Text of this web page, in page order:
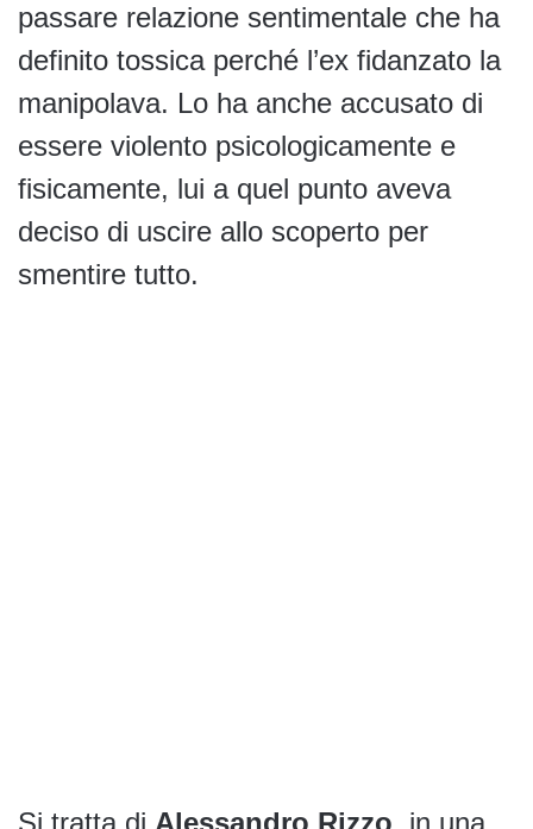
passare relazione sentimentale che ha
definito tossica perché l’ex fidanzato la
manipolava. Lo ha anche accusato di
essere violento psicologicamente e
fisicamente, lui a quel punto aveva
deciso di uscire allo scoperto per
smentire tutto.